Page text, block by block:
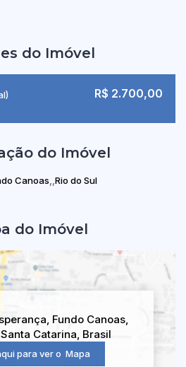
do Imóvel
R$ 2.700,00
do Imóvel
Canoas Rio do Sul
do Imóvel
Fundo Canoas
,Santa Catarina Brasil
para ver o Mapa